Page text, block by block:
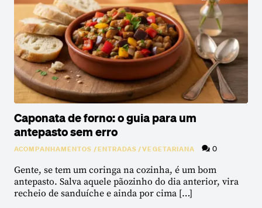
Caponata de forno: o guia para um
antepasto sem erro
ACOMPANHAMENTOS /ENTRADAS/VEGETARIANA 0
Gente, se tem um coringa na cozinha, é um bom
antepasto. Salva aquele pãozinho do dia anterior, vira
recheio de sanduíche e ainda por cima […]